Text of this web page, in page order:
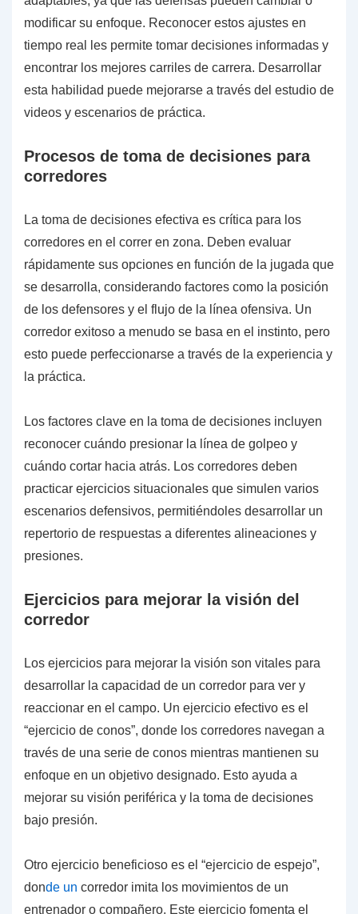
modificar su enfoque. Reconocer estos ajustes en
tiempo real les permite tomar decisiones informadas y
encontrar los mejores carriles de carrera. Desarrollar
esta habilidad puede mejorarse a través del estudio de
videos y escenarios de práctica.
Procesos de toma de decisiones para
corredores
La toma de decisiones efectiva es crítica para los
corredores en el correr en zona. Deben evaluar
rápidamente sus opciones en función de la jugada que
se desarrolla, considerando factores como la posición
de los defensores y el flujo de la línea ofensiva. Un
corredor exitoso a menudo se basa en el instinto, pero
esto puede perfeccionarse a través de la experiencia y
la práctica.
Los factores clave en la toma de decisiones incluyen
reconocer cuándo presionar la línea de golpeo y
cuándo cortar hacia atrás. Los corredores deben
practicar ejercicios situacionales que simulen varios
escenarios defensivos, permitiéndoles desarrollar un
repertorio de respuestas a diferentes alineaciones y
presiones.
Ejercicios para mejorar la visión del
corredor
Los ejercicios para mejorar la visión son vitales para
desarrollar la capacidad de un corredor para ver y
reaccionar en el campo. Un ejercicio efectivo es el
“ejercicio de conos”, donde los corredores navegan a
través de una serie de conos mientras mantienen su
enfoque en un objetivo designado. Esto ayuda a
mejorar su visión periférica y la toma de decisiones
bajo presión.
Otro ejercicio beneficioso es el “ejercicio de espejo”,
donde un corredor imita los movimientos de un
entrenador o compañero. Este ejercicio fomenta el